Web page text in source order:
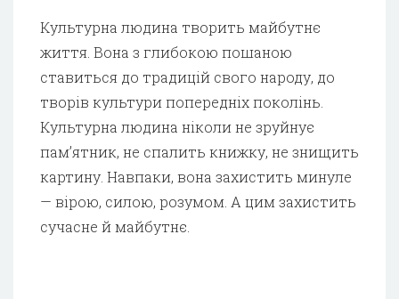
Культурна людина творить майбутнє
життя. Вона з глибокою пошаною
ставиться до традицій свого народу, до
творів культури попередніх поколінь.
Культурна людина ніколи не зруйнує
пам’ятник, не спалить книжку, не знищить
картину. Навпаки, вона захистить минуле
— вірою, силою, розумом. А цим захистить
сучасне й майбутнє.